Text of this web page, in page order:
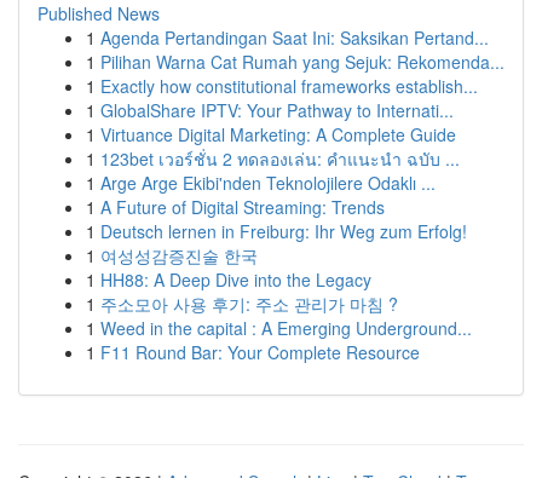
Published News
1 Agenda Pertandingan Saat Ini: Saksikan Pertand...
1 Pilihan Warna Cat Rumah yang Sejuk: Rekomenda...
1 Exactly how constitutional frameworks establish...
1 GlobalShare IPTV: Your Pathway to Internati...
1 Virtuance Digital Marketing: A Complete Guide
1 123bet เวอร์ชั่น 2 ทดลองเล่น: คำแนะนำ ฉบับ ...
1 Arge Arge Ekibi'nden Teknolojilere Odaklı ...
1 A Future of Digital Streaming: Trends
1 Deutsch lernen in Freiburg: Ihr Weg zum Erfolg!
1 여성성감증진술 한국
1 HH88: A Deep Dive into the Legacy
1 주소모아 사용 후기: 주소 관리가 마침 ?
1 Weed in the capital : A Emerging Underground...
1 F11 Round Bar: Your Complete Resource